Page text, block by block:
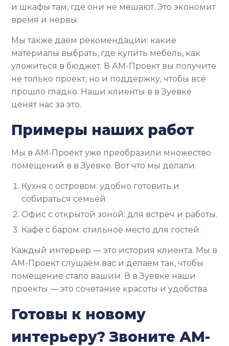
и шкафы там, где они не мешают. Это экономит
время и нервы.
Мы также даём рекомендации: какие
материалы выбрать, где купить мебель, как
уложиться в бюджет. В АМ-Проект вы получите
не только проект, но и поддержку, чтобы всё
прошло гладко. Наши клиенты в в Зуевке
ценят нас за это.
Примеры наших работ
Мы в АМ-Проект уже преобразили множество
помещений в в Зуевке. Вот что мы делали:
Кухня с островом: удобно готовить и
собираться семьёй.
Офис с открытой зоной: для встреч и работы.
Кафе с баром: стильное место для гостей.
Каждый интерьер — это история клиента. Мы в
АМ-Проект слушаем вас и делаем так, чтобы
помещение стало вашим. В в Зуевке наши
проекты — это сочетание красоты и удобства.
Готовы к новому
интерьеру? Звоните АМ-